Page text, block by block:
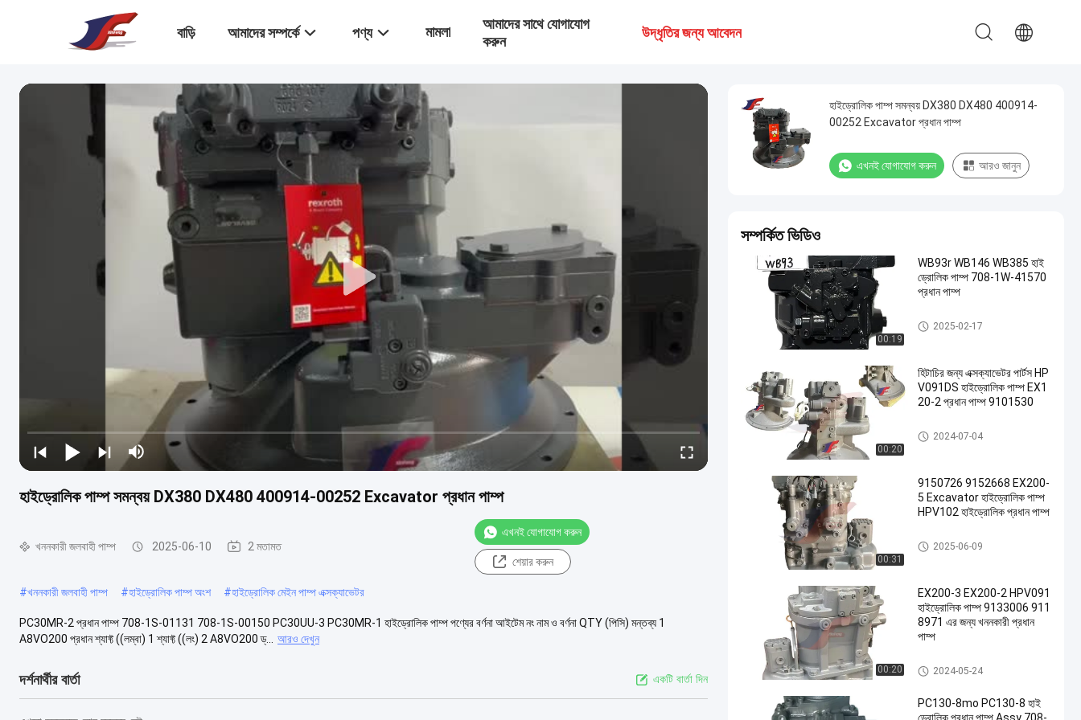
বাড়ি আমাদের সম্পর্কে পণ্য মামলা
আমাদের সাথে যোগাযোগ
করুন
উদ্ধৃতির জন্য আবেদন
হাইড্রোলিক পাম্প সমন্বয় DX380 DX480 400914-00252 Excavator প্রধান পাম্প
খননকারী জলবাহী পাম্প 2025-06-10 2 মতামত
এখনই যোগাযোগ করুন
শেয়ার করুন
#খননকারী জলবাহী পাম্প #হাইড্রোলিক পাম্প অংশ #হাইড্রোলিক মেইন পাম্প এক্সক্যাভেটর
PC30MR-2 প্রধান পাম্প 708-1S-01131 708-1S-00150 PC30UU-3 PC30MR-1 হাইড্রোলিক পাম্প পণ্যের বর্ণনা আইটেম নং নাম ও বর্ণনা QTY (পিসি) মন্তব্য 1
A8VO200 প্রধান শ্যাফ্ট ((লম্বা) 1 শ্যাফ্ট ((লং) 2 A8VO200 ড্...
আরও দেখুন
দর্শনার্থীর বার্তা একটি বার্তা দিন
হাইড্রোলিক পাম্প সমন্বয় DX380 DX480 400914-
00252 Excavator প্রধান পাম্প
এখনই যোগাযোগ করুন আরও জানুন
সম্পর্কিত ভিডিও
00:19
WB93r WB146 WB385 হাই
ড্রোলিক পাম্প 708-1W-41570
প্রধান পাম্প
খননকারী জলবাহী পাম্প
2025-02-17
00:20
হিটাচির জন্য এক্সক্যাভেটর পার্টস HP
V091DS হাইড্রোলিক পাম্প EX1
20-2 প্রধান পাম্প 9101530
খননকারী জলবাহী পাম্প
2024-07-04
00:31
9150726 9152668 EX200-
5 Excavator হাইড্রোলিক পাম্প
HPV102 হাইড্রোলিক প্রধান পাম্প
খননকারী জলবাহী পাম্প
2025-06-09
00:20
EX200-3 EX200-2 HPV091
হাইড্রোলিক পাম্প 9133006 911
8971 এর জন্য খননকারী প্রধান
পাম্প
খননকারী জলবাহী পাম্প
2024-05-24
PC130-8mo PC130-8 হাই